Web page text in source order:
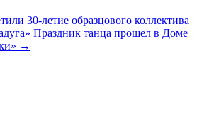
30‑летие образцового коллектива
Праздник танца прошел в Доме
→